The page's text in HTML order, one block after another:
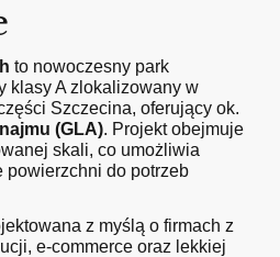
to nowoczesny park
klasy A zlokalizowany w
Szczecina, oferujący ok.
(GLA). Projekt obejmuje
skali, co umożliwia
powierzchni do potrzeb
z myślą o firmach z
e-commerce oraz lekkiej